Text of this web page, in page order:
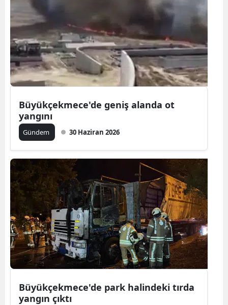
Ardahan
Iğdır
Yalova
Karabük
Büyükçekmece'de geniş alanda ot
yangını
Gündem 30 Haziran 2026
Büyükçekmece'de park halindeki tırda
yangın çıktı